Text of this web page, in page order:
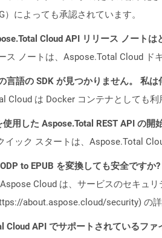
）によっても承認されています。
Cloud API リリース ノートは
ス ノートは、Aspose.Total Cloud ド
言語の SDK が見つかりません。 私は
Cloud は Docker コンテナとしても利
使用した Aspose.Total REST API の開
イック スタートは、Aspose.Total
to EPUB を変換しても安全ですか?
Cloud は、サービスのセキュ
about.aspose.cloud/security) の詳
Cloud API でサポートされているファ